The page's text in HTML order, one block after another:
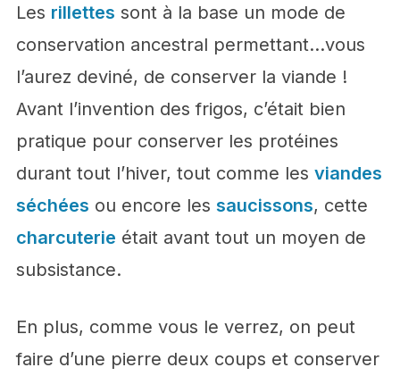
Les rillettes sont à la base un mode de
conservation ancestral permettant…vous
l’aurez deviné, de conserver la viande !
Avant l’invention des frigos, c’était bien
pratique pour conserver les protéines
durant tout l’hiver, tout comme les viandes
séchées ou encore les saucissons, cette
charcuterie était avant tout un moyen de
subsistance.
En plus, comme vous le verrez, on peut
faire d’une pierre deux coups et conserver